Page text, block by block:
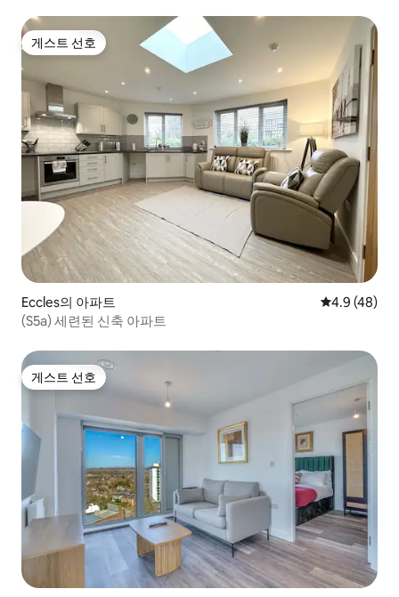
게스트 선호
게스트 선호
Eccles의 아파트 평점 4.9점(5
4.9 (48)
(S5a) 세련된 신축 아파트
게스트 선호
게스트 선호